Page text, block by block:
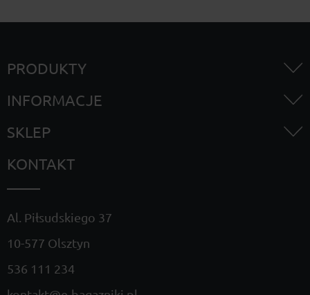
PRODUKTY
INFORMACJE
SKLEP
KONTAKT
Al. Piłsudskiego 37
10-577 Olsztyn
536 111 234